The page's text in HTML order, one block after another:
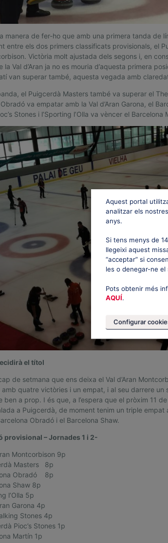
manera de fer-ho que amb una primera tanda de
entre els dos primers classificats provisionals, el
Victòria molt ajustada dels segons i, en
la Val d’Aran ja no es mouria d’aquesta primera
van superar també, aquesta vegada amb
el Puigcerdà Masters també va superar el
va empatar amb la Val d’Aran Garona, el
Stones i l’Sporting l’Olla va vèncer el Barcelona
el títol
de setmana que ens deixa el Val d’Aran
quatre victòries i un empat, i al seu darrere un
ben a prop. I és que, a l’espera que el pròxim 11
a Puigcerdà, de moment tenim un triple
Obradó i el Barcelona Shaw.
provisional – Jornades 1 i 2-
Montcorbison 9p
Masters 8p
Obradó 8p
Shaw 8p
l’Olla 5p
Garona 4p
Stones 4p
Pioc’s Stones 1p
Martín 1p
Aquest portal
analitzar els
anys.
Si tens menys de
llegeixi aquest
“acceptar” si
les o denegar-ne el
Pots obtenir més
AQUÍ.
Configurar